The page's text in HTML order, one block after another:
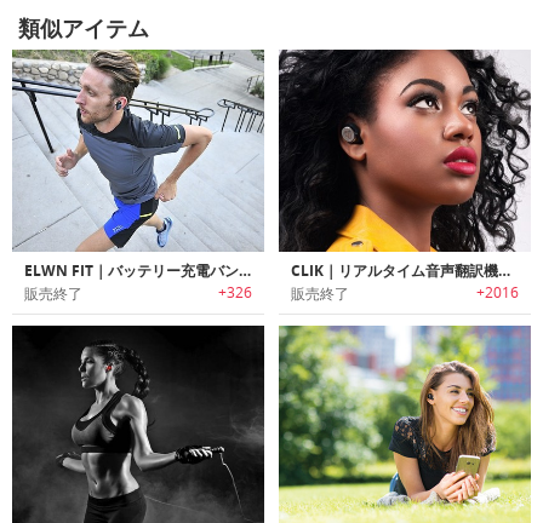
類似アイテム
ELWN FIT｜バッテリー充電バンド付きワイヤレスイヤホン「エルウィンフィット」
販売終了 +326
CLIK｜リアルタイム音声翻訳機能搭載ワイヤレスイヤホン「クリック」
販売終了 +2016